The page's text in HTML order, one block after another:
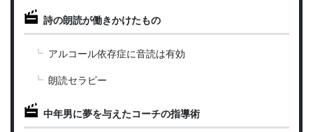
詩の朗読が働きかけたもの
アルコール依存症に音読は有効
朗読セラピー
中年男に夢を与えたコーチの指導術